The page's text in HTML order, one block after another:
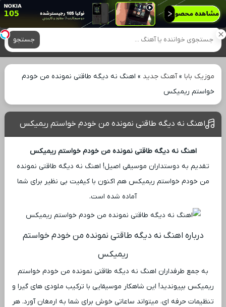
آهنگ های جدید
جستجو
موزیک بابا»آهنگ جدید » اهنگ نه دیگه طاقتی نمونده من خودم
خواستم ریمیکس
اهنگ نه دیگه طاقتی نمونده من خودم خواستم ریمیکس
اهنگ نه دیگه طاقتی نمونده من خودم خواستم ریمیکس
تقدیم به دوستداران موسیقی اصیل! اهنگ نه دیگه طاقتی نمونده
من خودم خواستم ریمیکس هم اکنون با کیفیت بی ‌نظیر برای شما
آماده شده است.
درباره اهنگ نه دیگه طاقتی نمونده من خودم خواستم
ریمیکس
به جمع طرفداران اهنگ نه دیگه طاقتی نمونده من خودم خواستم
ریمیکس بپیوندید! این شاهکار موسیقایی با ترکیب ملودی ‌های گیرا و
تنظیمات حرفه ‌ای، میتواند ساعاتی خوش برای شما به ارمغان آورد. هر